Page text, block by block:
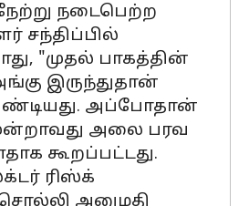
நேற்று நடைபெற்ற
சந்திப்பில்
"முதல் பாகத்தின்
இருந்துதான்
அப்போதான்
அலை பரவ
கூறப்பட்டது.
ரிஸ்க்